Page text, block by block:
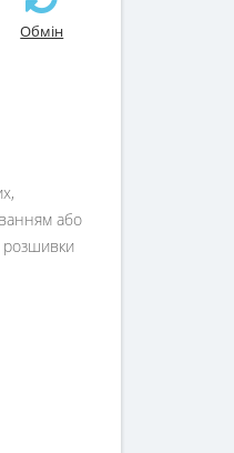
Обмін
або